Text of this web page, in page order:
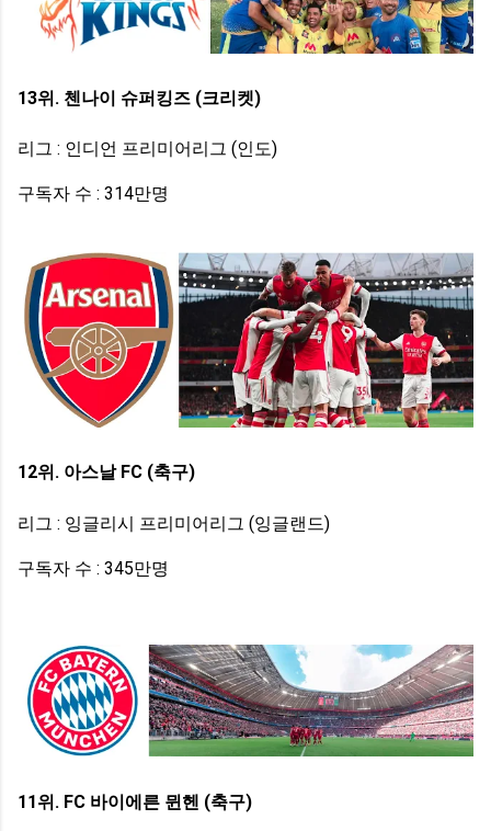
13위. 첸나이 슈퍼킹즈 (크리켓)
리그 : 인디언 프리미어리그 (인도)
구독자 수 : 314만명
12위. 아스날 FC (축구)
리그 : 잉글리시 프리미어리그 (잉글랜드)
구독자 수 : 345만명
11위. FC 바이에른 뮌헨 (축구)